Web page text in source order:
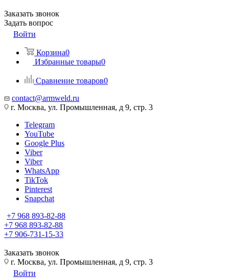
Заказать звонок
Задать вопрос
Войти
Корзина0
Избранные товары0
Сравнение товаров0
contact@armweld.ru
г. Москва, ул. Промышленная, д 9, стр. 3
Telegram
YouTube
Google Plus
Viber
Viber
WhatsApp
TikTok
Pinterest
Snapchat
+7 968 893-82-88
+7 968 893-82-88
+7 906-731-15-33
Заказать звонок
г. Москва, ул. Промышленная, д 9, стр. 3
Войти